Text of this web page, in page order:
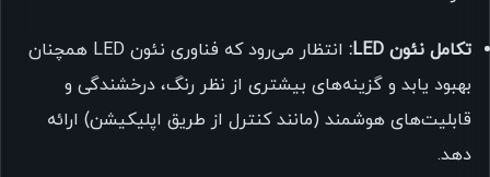
تکامل نئون LED:
انتظار می‌رود که فناوری نئون LED همچنان
بهبود یابد و گزینه‌های بیشتری از نظر رنگ، درخشندگی و
قابلیت‌های هوشمند (مانند کنترل از طریق اپلیکیشن) ارائه
دهد.